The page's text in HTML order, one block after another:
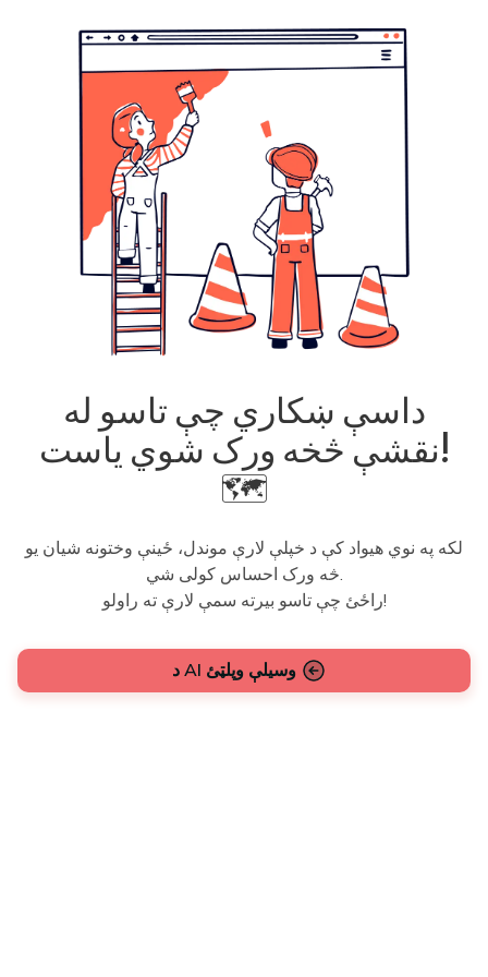
داسې ښکاري چې تاسو له
نقشې څخه ورک شوي یاست!
🗺️
لکه په نوي هیواد کې د خپلې لارې موندل، ځینې وختونه شیان یو
څه ورک احساس کولی شي.
راځئ چې تاسو بیرته سمې لارې ته راولو!
د AI وسیلې وپلټئ